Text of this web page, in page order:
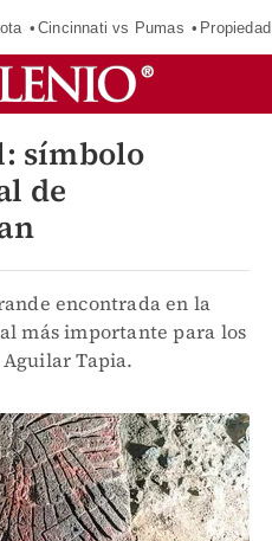
Cincinnati vs Pumas Propiedad
símbolo
de
encontrada en la
más importante para los
Tapia.